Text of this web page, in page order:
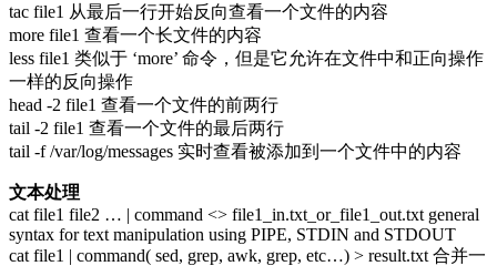
tac file1 从最后一行开始反向查看一个文件的内容
more file1 查看一个长文件的内容
less file1 类似于 ‘more’ 命令，但是它允许在文件中和正向操作
一样的反向操作
head -2 file1 查看一个文件的前两行
tail -2 file1 查看一个文件的最后两行
tail -f /var/log/messages 实时查看被添加到一个文件中的内容
文本处理
cat file1 file2 … | command <> file1_in.txt_or_file1_out.txt general
syntax for text manipulation using PIPE, STDIN and STDOUT
cat file1 | command( sed, grep, awk, grep, etc…) > result.txt 合并一